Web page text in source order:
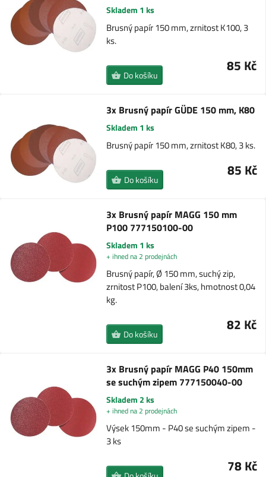
Skladem 1 ks
Brusný papír 150 mm, zrnitost K100, 3
ks.
85 Kč
Do košíku
3x Brusný papír GÜDE 150 mm, K80
Skladem 1 ks
Brusný papír 150 mm, zrnitost K80, 3 ks.
85 Kč
Do košíku
3x Brusný papír MAGG 150 mm
P100 777150100-00
Skladem 1 ks
+ ihned na 2 prodejnách
Brusný papír, Ø 150 mm, suchý zip,
zrnitost P100, balení 3ks, hmotnost 0,04
kg.
82 Kč
Do košíku
3x Brusný papír MAGG P40 150mm
se suchým zipem 777150040-00
Skladem 2 ks
+ ihned na 2 prodejnách
Výsek 150mm - P40 se suchým zipem -
3 ks
78 Kč